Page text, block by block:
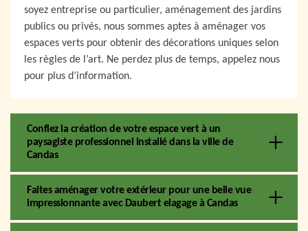
soyez entreprise ou particulier, aménagement des jardins
publics ou privés, nous sommes aptes à aménager vos
espaces verts pour obtenir des décorations uniques selon
les règles de l’art. Ne perdez plus de temps, appelez nous
pour plus d’information.
Confiez la création de votre espace vert à un
paysagiste professionnel installé dans la ville de
Candas
Faites aménager votre extérieur pour une belle vue
impressionnante avec Daubert elagage à Candas